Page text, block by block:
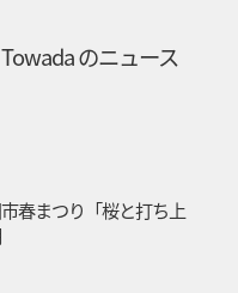
のニュース
春まつり「桜と打ち上